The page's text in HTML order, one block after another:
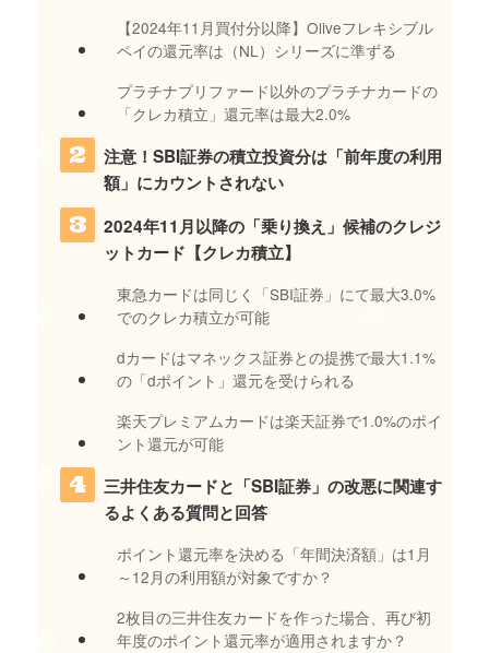
【2024年11月買付分以降】Oliveフレキシブル
ペイの還元率は（NL）シリーズに準ずる
プラチナプリファード以外のプラチナカードの
「クレカ積立」還元率は最大2.0%
注意！SBI証券の積立投資分は「前年度の利用
額」にカウントされない
2024年11月以降の「乗り換え」候補のクレジ
ットカード【クレカ積立】
東急カードは同じく「SBI証券」にて最大3.0%
でのクレカ積立が可能
dカードはマネックス証券との提携で最大1.1%
の「dポイント」還元を受けられる
楽天プレミアムカードは楽天証券で1.0%のポイ
ント還元が可能
三井住友カードと「SBI証券」の改悪に関連す
るよくある質問と回答
ポイント還元率を決める「年間決済額」は1月
～12月の利用額が対象ですか？
2枚目の三井住友カードを作った場合、再び初
年度のポイント還元率が適用されますか？